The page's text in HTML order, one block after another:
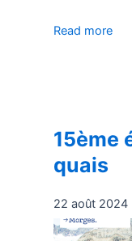
Read more
15ème
quais
22 août 2024